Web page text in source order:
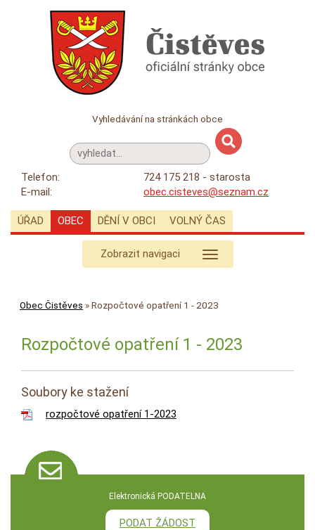
Vyhledávání na stránkách obce
Telefon:
724 175 218 - starosta
E-mail:
obec.cisteves@seznam.cz
ÚŘAD OBEC DĚNÍ V OBCI VOLNÝ ČAS
Zobrazit navigaci
Obec Čistěves »Rozpočtové opatření 1 - 2023
Rozpočtové opatření 1 - 2023
Soubory ke stažení
rozpočtové opatření 1-2023
Elektronická PODATELNA
PODAT ŽÁDOST